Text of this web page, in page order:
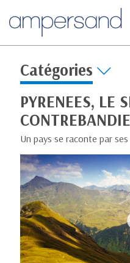
Catégories
PYRENEES, LE
Un pays se raconte par